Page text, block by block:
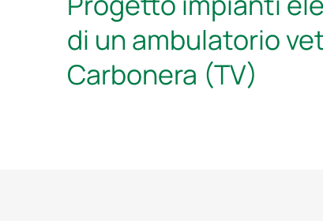
di un ambulatorio
Carbonera (TV)